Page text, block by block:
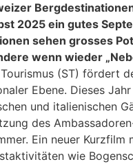
2025 ein gutes
sehen grosses
wenn wieder
(ST) fördert
Ebene. Dieses
und italienischen
des
Ein neuer
wie